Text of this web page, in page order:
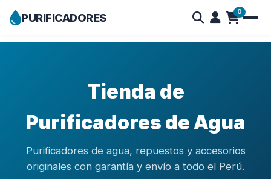
PURIFICADORES 0
Tienda de
Purificadores de Agua
Purificadores de agua, repuestos y accesorios
originales con garantía y envío a todo el Perú.